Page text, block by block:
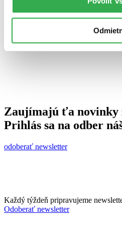
Zaujímajú ťa novinky
Prihlás sa na odber
odoberať newsletter
Každý týždeň pripravujeme
Odoberať newsletter